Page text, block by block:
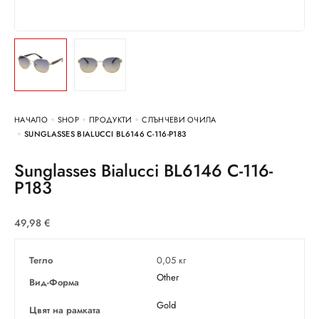
НАЧАЛО SHOP ПРОДУКТИ
СЛЪНЧЕВИ ОЧИЛА
SUNGLASSES BIALUCCI BL6146 C-116-P183
Sunglasses Bialucci BL6146 C-116-
P183
49,98 €
Тегло
0,05 кг
Вид-Форма
Other
Цвят на рамката Gold